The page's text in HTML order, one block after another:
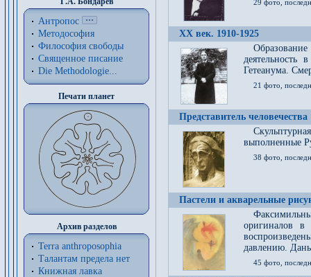
Антропос
Методософия
Философия cвободы
Священное писание
Die Methodologie...
Печати планет
Архив разделов
Terra anthroposophia
Талантам предела нет
Книжная лавка
29 фото,
XX век. 1910-1925
Образование
деятельность
Гетеанума.
21 фото,
Представитель человечества
выполненные
38 фото,
Пастели и акварельные
оригиналов
давлению.
45 фото,